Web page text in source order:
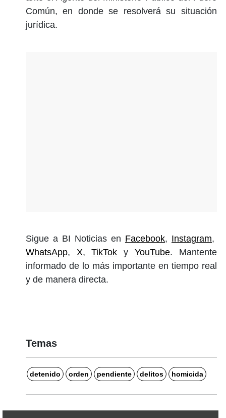
Común, en donde se resolverá su situación
jurídica.
Sigue a BI Noticias en Facebook, Instagram,
WhatsApp, X,TikTok yYouTube. Mantente
informado de lo más importante en tiempo real
y de manera directa.
Temas
detenido orden pendiente delitos homicida